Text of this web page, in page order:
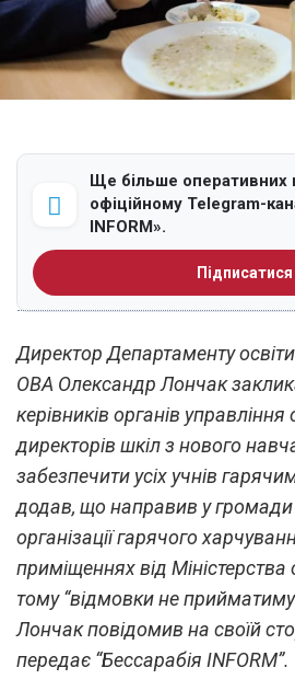
Ще більше оперативних
офіційному Telegram-
INFORM».
Підписатися
Директор Департаменту
ОВА Олександр Лончак
керівників органів управління
директорів шкіл з нового
забезпечити усіх учнів
додав, що направив у
організації гарячого
приміщеннях від
тому “відмовки не
Лончак повідомив на своїй
передає “Бессарабія INFORM”.